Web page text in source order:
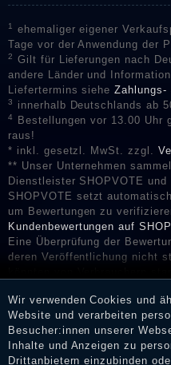
1
ehemaliger eigener
Tage vor der Anwendung der
2
Gilt für Lieferungen nach
andere Länder und
Liefertermins sieheZahlungs-
3 innerhalb Deutschlands ab
4
Bestellungen vor 13.00 Uhr
raus!
* inkl. gesetzl. MwSt. zzgl.
** Unser Unternehmen
Dienstleister SHOPVOTE und
SHOPVOTE setzt
um Bewertungen zu
Kundenbewertungen auf
Eine Überprüfung der
deren Veröffentlichung nicht
Erhalt einer
Bewertungen verifizieren und
Shop informieren.
Wir verwenden Cookies und
Website und verarbeiten
Besucher:innen unserer
Inhalte und Anzeigen zu
Drittanbietern einzubinden